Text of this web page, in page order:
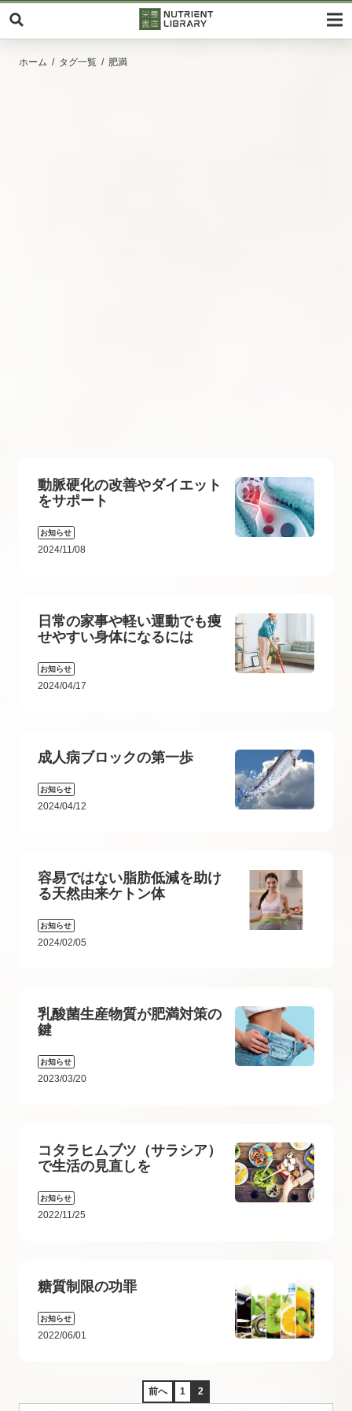
ホーム タグ一覧 肥満
動脈硬化の改善やダイエット
をサポート
お知らせ
2024/11/08
日常の家事や軽い運動でも痩
せやすい身体になるには
お知らせ
2024/04/17
成人病ブロックの第一歩
お知らせ
2024/04/12
容易ではない脂肪低減を助け
る天然由来ケトン体
お知らせ
2024/02/05
乳酸菌生産物質が肥満対策の
鍵
お知らせ
2023/03/20
コタラヒムブツ（サラシア）
で生活の見直しを
お知らせ
2022/11/25
糖質制限の功罪
お知らせ
2022/06/01
前へ 1 2